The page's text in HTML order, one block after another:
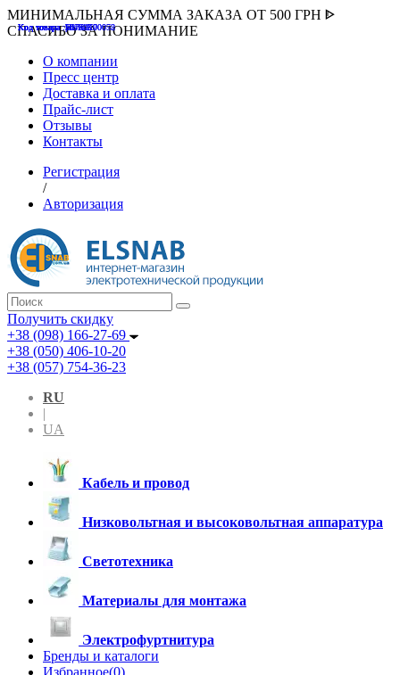
МИНИМАЛЬНАЯ СУММА ЗАКАЗА ОТ 500 ГРН ᐈ
СПАСИБО ЗА ПОНИМАНИЕ
О компании
Пресс центр
Доставка и оплата
Прайс-лист
Отзывы
Контакты
Регистрация
/
Авторизация
Получить скидку
+38 (098) 166-27-69
+38 (050) 406-10-20
+38 (057) 754-36-23
RU
|
UA
Кабель и провод
Низковольтная и высоковольтная аппаратура
Светотехника
Материалы для монтажа
Электрофуртнитура
Бренды и каталоги
Избранное(0)
Код товара :507000
Код товара :HUK-K00058
Код товара :Т075177
Код товара :pnsv12
Код товара :HUK-K00072